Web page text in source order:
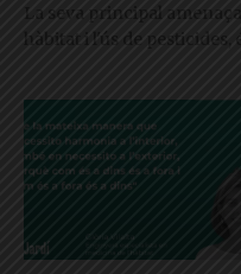
La seva principal
hàbitat i l'ús de pesticides,